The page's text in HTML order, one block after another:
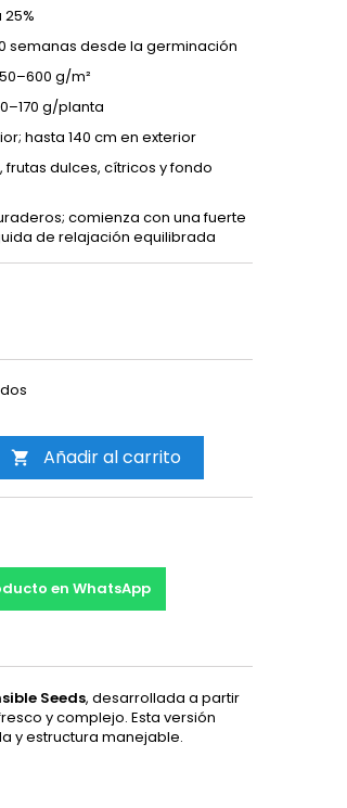
25%
semanas desde la germinación
g/m²
g/planta
hasta 140 cm en exterior
frutas dulces, cítricos y fondo
comienza con una fuerte
de relajación equilibrada
 Añadir al carrito
en WhatsApp
Seeds, desarrollada a partir
y complejo. Esta versión
y estructura manejable.